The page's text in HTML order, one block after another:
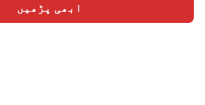
ابھی پڑھیں
ہوم اقسام لکھیں